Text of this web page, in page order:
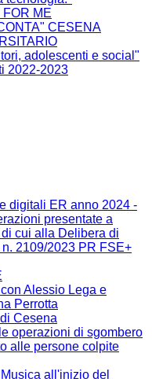
ME
CESENA
adolescenti e social"
2022-2023
digitali ER anno 2024 -
presentate a
cui alla Delibera di
2109/2023 PR FSE+
Alessio Lega e
Perrotta
Cesena
operazioni di sgombero
alle persone colpite
all'inizio del